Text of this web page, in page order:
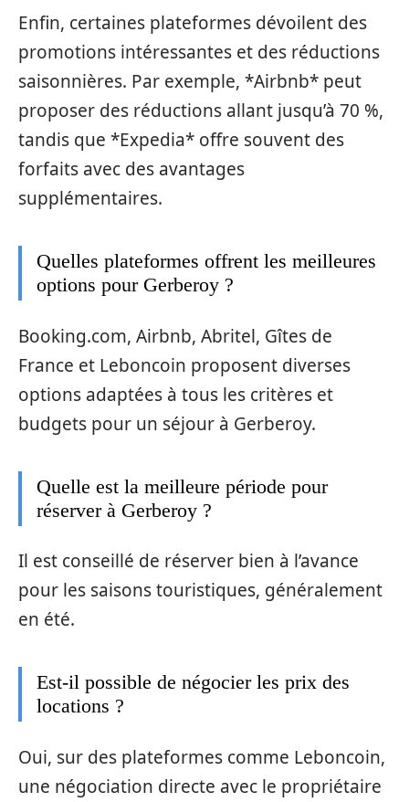
Enfin, certaines plateformes dévoilent des
promotions intéressantes et des réductions
saisonnières. Par exemple, *Airbnb* peut
proposer des réductions allant jusqu’à 70 %,
tandis que *Expedia* offre souvent des
forfaits avec des avantages
supplémentaires.
Quelles plateformes offrent les meilleures
options pour Gerberoy ?
Booking.com, Airbnb, Abritel, Gîtes de
France et Leboncoin proposent diverses
options adaptées à tous les critères et
budgets pour un séjour à Gerberoy.
Quelle est la meilleure période pour
réserver à Gerberoy ?
Il est conseillé de réserver bien à l’avance
pour les saisons touristiques, généralement
en été.
Est-il possible de négocier les prix des
locations ?
Oui, sur des plateformes comme Leboncoin,
une négociation directe avec le propriétaire